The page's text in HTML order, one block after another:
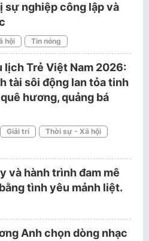
sự nghiệp công lập và
hội Tin nóng
lịch Trẻ Việt Nam 2026:
tài sôi động lan tỏa tinh
hương, quảng bá
Giải trí
Thời sự - Xã hội
và hành trình đam mê
tình yêu mảnh liệt.
Anh chọn dòng nhạc